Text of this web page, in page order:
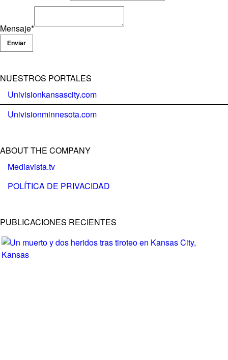
Mensaje*
Enviar
NUESTROS PORTALES
Univisionkansascity.com
Univisionminnesota.com
ABOUT THE COMPANY
Mediavista.tv
POLÍTICA DE PRIVACIDAD
PUBLICACIONES RECIENTES